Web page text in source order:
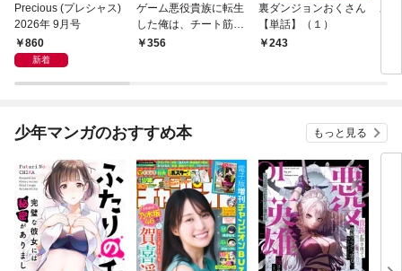
Precious (プレシャス)
2026年 9月号
860
新着
ゲーム悪役貴族に転生
した俺は、チート筋肉
で無双する【単話】
356
裏ダンジョンおくさん
【単話】（１）
243
あ
少年マンガのおすすめ本 もっと見る